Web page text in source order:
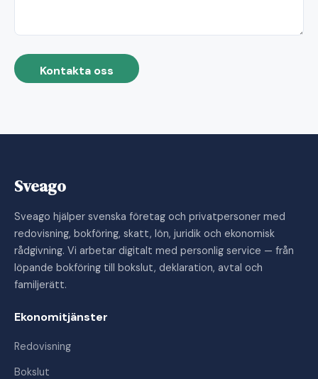
Kontakta oss
Sveago
Sveago hjälper svenska företag och privatpersoner med
redovisning, bokföring, skatt, lön, juridik och ekonomisk
rådgivning. Vi arbetar digitalt med personlig service — från
löpande bokföring till bokslut, deklaration, avtal och
familjerätt.
Ekonomitjänster
Redovisning
Bokslut